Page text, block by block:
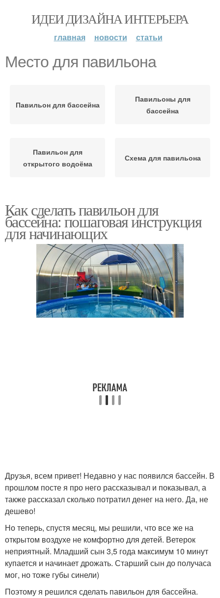
ИДЕИ ДИЗАЙНА ИНТЕРЬЕРА
главная новости статьи
Место для павильона
Павильон для бассейна
Павильоны для
бассейна
Павильон для
открытого водоёма
Схема для павильона
Как сделать павильон для
бассейна: пошаговая инструкция
для начинающих
Друзья, всем привет! Недавно у нас появился бассейн. В
прошлом посте я про него рассказывал и показывал, а
также рассказал сколько потратил денег на него. Да, не
дешево!
Но теперь, спустя месяц, мы решили, что все же на
открытом воздухе не комфортно для детей. Ветерок
неприятный. Младший сын 3,5 года максимум 10 минут
купается и начинает дрожать. Старший сын до получаса
мог, но тоже губы синели)
Поэтому я решился сделать павильон для бассейна.